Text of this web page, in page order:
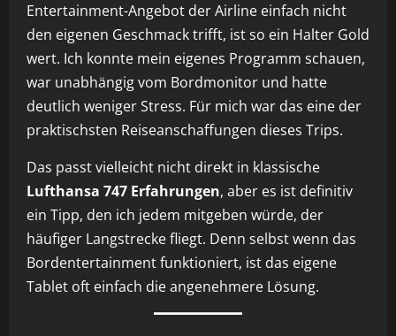
Entertainment-Angebot der Airline einfach nicht
den eigenen Geschmack trifft, ist so ein Halter Gold
wert. Ich konnte mein eigenes Programm schauen,
war unabhängig vom Bordmonitor und hatte
deutlich weniger Stress. Für mich war das eine der
praktischsten Reiseanschaffungen dieses Trips.
Das passt vielleicht nicht direkt in klassische
Lufthansa 747 Erfahrungen, aber es ist definitiv
ein Tipp, den ich jedem mitgeben würde, der
häufiger Langstrecke fliegt. Denn selbst wenn das
Bordentertainment funktioniert, ist das eigene
Tablet oft einfach die angenehmere Lösung.